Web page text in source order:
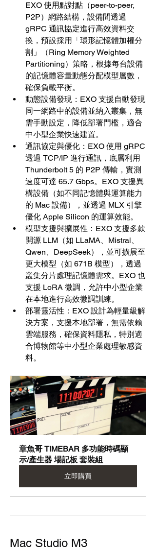
EXO 使用點對點（peer-to-peer,
P2P）網路結構，設備間透過
gRPC 通訊協定進行高效資料交
換，預設採用「環形記憶體加權分
割」（Ring Memory Weighted
Partitioning）策略，根據每台設備
的記憶體容量動態分配模型層數，
確保負載平衡。
動態設備發現：EXO 支援自動發現
同一網路中的設備並納入叢集，無
需手動設定，降低部署門檻，適合
中小型企業快速建置。
通訊協定與優化：EXO 使用 gRPC
透過 TCP/IP 進行通訊，底層利用
Thunderbolt 5 的 P2P 傳輸，實測
速度可達 65.7 Gbps。EXO 支援異
構設備（如不同記憶體與運算能力
的 Mac 設備），並透過 MLX 引擎
優化 Apple Silicon 的運算效能。
模型支援與擴展性：EXO 支援多款
開源 LLM（如 LLaMA、Mistral、
Qwen、DeepSeek），並可擴展至
更大模型（如 671B 模型），透過
叢集分片處理記憶體需求。EXO 也
支援 LoRA 微調，允許中小型企業
在本地進行高效微調訓練。
部署靈活性：EXO 設計為輕量級解
決方案，支援本地部署，無需依賴
雲端服務，確保資料隱私，特別適
合博物館等中小型企業處理敏感資
料。
章魚哥 TIMEBAR 多功能時碼顯
示/產生器 場記板 套裝組
立即購買
Mac Studio M3